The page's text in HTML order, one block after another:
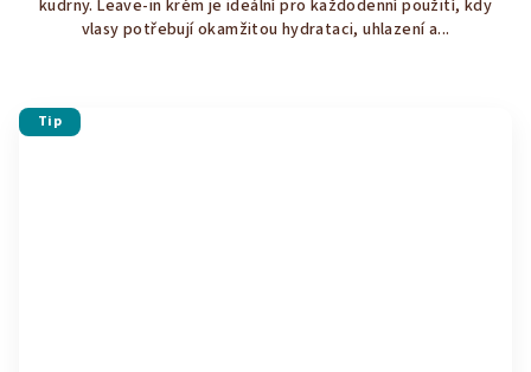
5
hvězdiček.
kudrny. Leave-in krém je ideální pro každodenní použití, kdy
vlasy potřebují okamžitou hydrataci, uhlazení a...
Tip